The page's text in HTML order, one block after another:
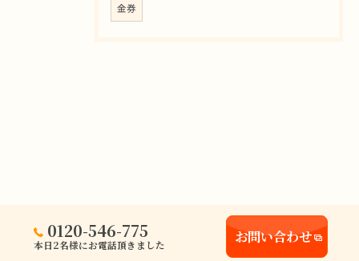
金券
0120-546-775
本日2名様にお電話頂きました お問い合わせ